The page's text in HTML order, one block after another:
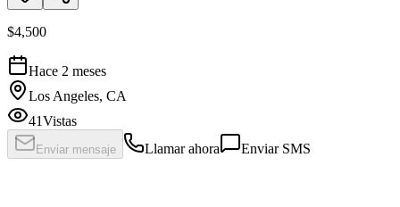
$4,500
Hace 2 meses
Los Angeles, CA
41Vistas
Enviar mensaje Llamar ahora Enviar SMS